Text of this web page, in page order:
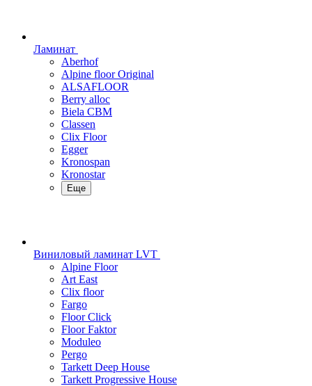
Ламинат
Aberhof
Alpine floor Original
ALSAFLOOR
Berry alloc
Biela CBM
Classen
Clix Floor
Egger
Kronospan
Kronostar
Еще
Виниловый ламинат LVT
Alpine Floor
Art East
Clix floor
Fargo
Floor Click
Floor Faktor
Moduleo
Pergo
Tarkett Deep House
Tarkett Progressive House